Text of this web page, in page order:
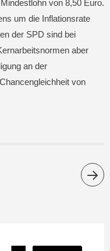
von 8,50 Euro.
um die Inflationsrate
der SPD sind bei
aber
an der
von